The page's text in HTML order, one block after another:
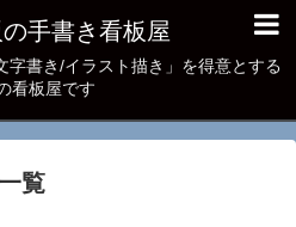
手書き看板屋
字書き/イラスト描き」を得意とする
看板屋です
一覧